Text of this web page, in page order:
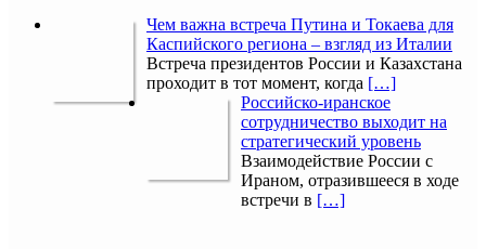
Чем важна встреча Путина и Токаева для
Каспийского региона – взгляд из Италии
Встреча президентов России и Казахстана
проходит в тот момент, когда […]
Российско-иранское
сотрудничество выходит на
стратегический уровень
Взаимодействие России с
Ираном, отразившееся в ходе
встречи в […]